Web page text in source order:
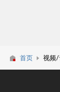
首页 视频/